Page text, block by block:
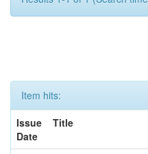
Item hits:
Issue
Date
Title